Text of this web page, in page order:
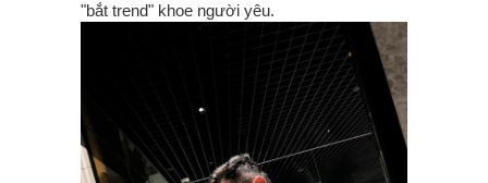
"bắt trend" khoe người yêu.